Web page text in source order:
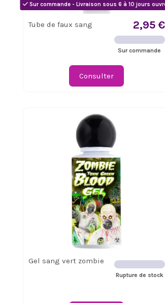
Sur commande - Livraison sous 6 à 10 jours
Tube de faux sang 2,95 €
Sur commande
Consulter
Gel sang vert zombie
Rupture de stock